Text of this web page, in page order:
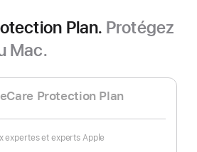
Plan. Protégez
Mac.
Protection Plan
expertes et experts Apple